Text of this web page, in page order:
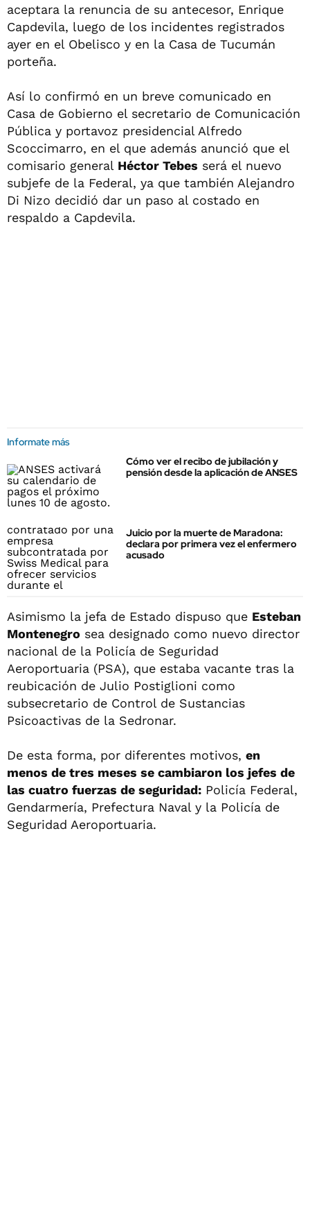
aceptara la renuncia de su antecesor, Enrique
Capdevila, luego de los incidentes registrados
ayer en el Obelisco y en la Casa de Tucumán
porteña.
Así lo confirmó en un breve comunicado en
Casa de Gobierno el secretario de Comunicación
Pública y portavoz presidencial Alfredo
Scoccimarro, en el que además anunció que el
comisario general Héctor Tebes será el nuevo
subjefe de la Federal, ya que también Alejandro
Di Nizo decidió dar un paso al costado en
respaldo a Capdevila.
Informate más
Cómo ver el recibo de jubilación y
pensión desde la aplicación de ANSES
Juicio por la muerte de Maradona:
declara por primera vez el enfermero
acusado
Asimismo la jefa de Estado dispuso que Esteban
Montenegro sea designado como nuevo director
nacional de la Policía de Seguridad
Aeroportuaria (PSA), que estaba vacante tras la
reubicación de Julio Postiglioni como
subsecretario de Control de Sustancias
Psicoactivas de la Sedronar.
De esta forma, por diferentes motivos, en
menos de tres meses se cambiaron los jefes de
las cuatro fuerzas de seguridad: Policía Federal,
Gendarmería, Prefectura Naval y la Policía de
Seguridad Aeroportuaria.